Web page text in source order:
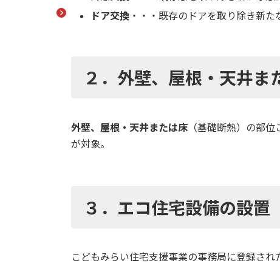
ドア交換 ・・・既存のドアを取り除き新た
２． 外壁、屋根・天井ま
外壁、屋根・天井または床 （基礎断熱）​の部
が対象。
３．エコ住宅設備の設置
こどもみらい住宅支援事業の事務局に登録され